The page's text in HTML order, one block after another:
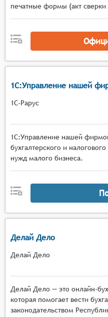
печатные формы (акт
1С:Управление нашей
1С-Рарус
1С:Управление нашей
бухгалтерского и
нужд малого бизнеса.
Делай Дело
Делай Дело
Делай Дело — это онлайн-
которая помогает вести
законодательством